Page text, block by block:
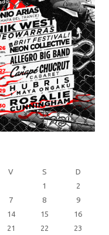
V S D
1
2
7 8
9
14 15
16
21 22
23